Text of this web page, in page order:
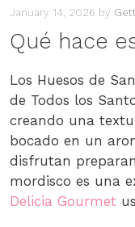
January 14, 2026 by
Qué hace
Los Huesos de
de Todos los
creando una
bocado en un
disfrutan
mordisco es una
Delicia Gourmet